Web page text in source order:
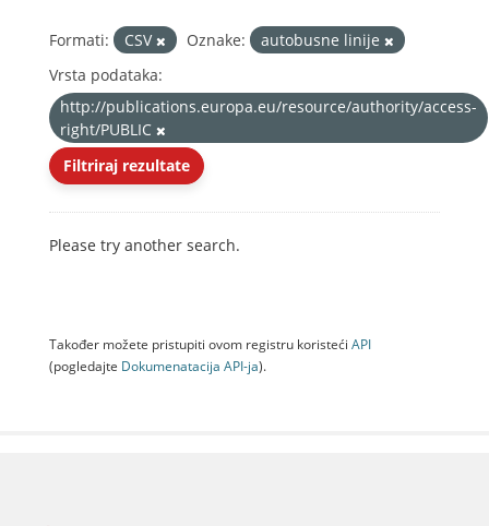
Formati: CSV Oznake:
autobusne linije
Vrsta podataka:
http://publications.europa.eu/resource/authority/access-
right/PUBLIC
Filtriraj rezultate
Please try another search.
Također možete pristupiti ovom registru koristeći API
(pogledajte Dokumenаtаcijа API-jа).